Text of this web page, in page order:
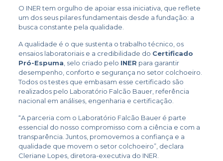
O INER tem orgulho de apoiar essa iniciativa, que reflete
um dos seus pilares fundamentais desde a fundação: a
busca constante pela qualidade.
A qualidade é o que sustenta o trabalho técnico, os
ensaios laboratoriais e a credibilidade do Certificado
Pró-Espuma , selo criado pelo INER para garantir
desempenho, conforto e segurança no setor colchoeiro.
Todos os testes que embasam esse certificado são
realizados pelo Laboratório Falcão Bauer, referência
nacional em análises, engenharia e certificação.
“A parceria com o Laboratório Falcão Bauer é parte
essencial do nosso compromisso com a ciência e com a
transparência. Juntos, promovemos a confiança e a
qualidade que movem o setor colchoeiro”, declara
Cleriane Lopes, diretora-executiva do INER.